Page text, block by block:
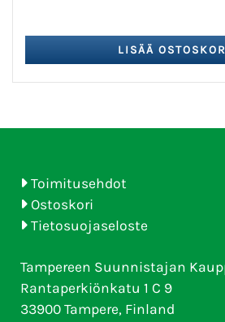
Toimitusehdot
Ostoskori
Tietosuojaseloste
Tampereen Suunnistajan
Rantaperkiönkatu 1 C 9
33900 Tampere, Finland